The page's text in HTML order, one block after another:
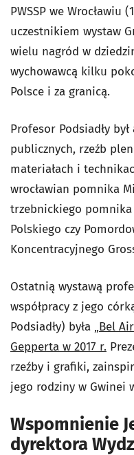
PWSSP we Wrocławiu
uczestnikiem wystaw
wielu nagród w
wychowawcą kilku
Polsce i za granicą.
Profesor Podsiadły
publicznych, rzeźb
materiałach i
wrocławian pomnika
trzebnickiego
Polskiego czy
Koncentracyjnego
Ostatnią wystawą
współpracy z jego
Podsiadły) była „Bel
Gepperta w 2017 r.
rzeźby i grafiki,
jego rodziny w Gwinei
Wspomnienie
dyrektora